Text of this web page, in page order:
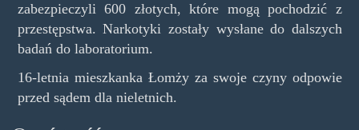
zabezpieczyli 600 złotych, które mogą pochodzić z
przestępstwa. Narkotyki zostały wysłane do dalszych
badań do laboratorium.
16-letnia mieszkanka Łomży za swoje czyny odpowie
przed sądem dla nieletnich.